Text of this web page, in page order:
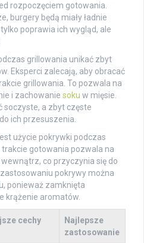
rozpoczęciem gotowania.
burgery będą miały ładnie
poprawia ich wygląd, ale
grillowania unikać zbyt
Eksperci zalecają, aby obracać
grillowania. To pozwala na
i zachowanie soku w mięsie.
soczyste, a zbyt częste
ich przesuszenia.
użycie pokrywki podczas
gotowania pozwala na
co przyczynia się do
pokrywy można
ponieważ zamknięta
krążenie aromatów.
cechy
Najlepsze
zastosowanie